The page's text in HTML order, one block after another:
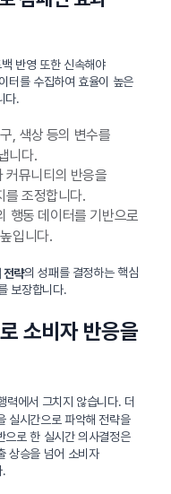
반영 또한 신속해야
터를 수집하여 효율이 높은
다.
, 색상 등의 변수를
니다.
뮤니티의 반응을
를 조정합니다.
행동 데이터를 기반으로
입니다.
전략의 성패를 결정하는 핵심
보장합니다.
소비자 반응을
력에서 그치지 않습니다. 더
실시간으로 파악해 전략을
으로 한 실시간 의사결정은
상승을 넘어 소비자
.